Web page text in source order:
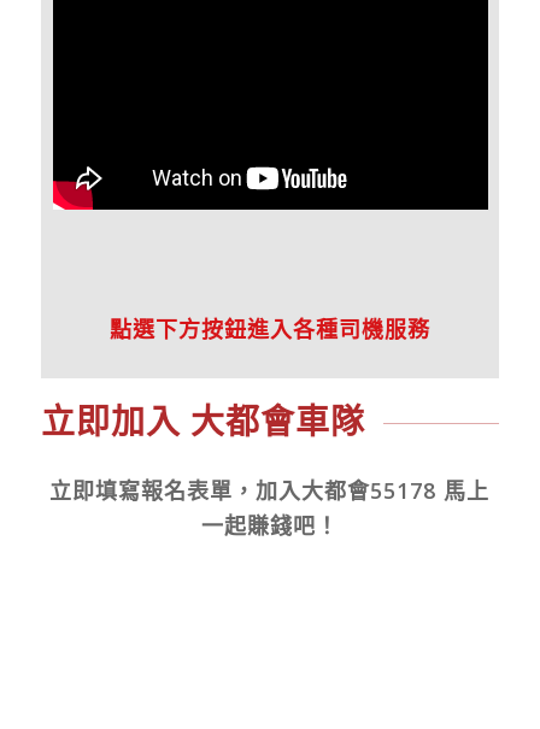
點選下方按鈕進入各種司機服務
立即加入 大都會車隊
立即填寫報名表單，加入大都會55178 馬上
一起賺錢吧！